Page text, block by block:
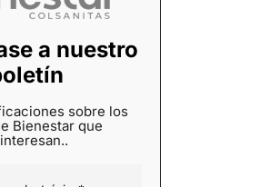
a nuestro
sobre los
Bienestar que